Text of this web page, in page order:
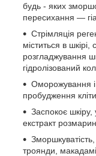
будь - яких
пересихання —
Стрімляція
міститься в
розгладжування
гідролізований
Оморожування і
пробудження
Заспокоє
екстракт
троянди,